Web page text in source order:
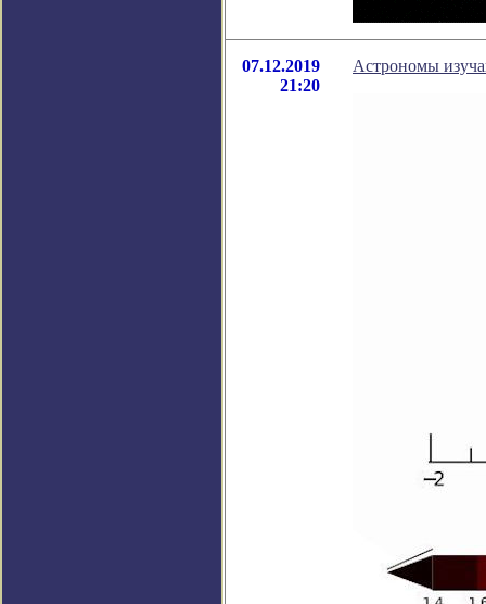
07.12.2019
21:20
Астрономы